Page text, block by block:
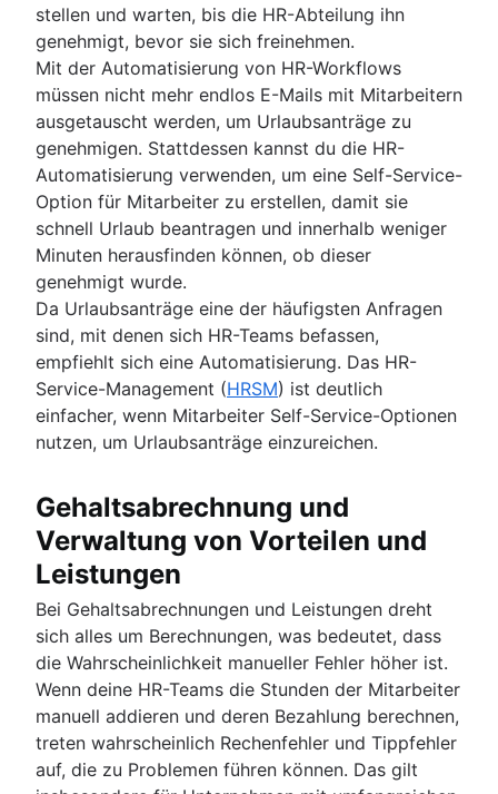
stellen und warten, bis die HR-Abteilung ihn
genehmigt, bevor sie sich freinehmen.
Mit der Automatisierung von HR-Workflows
müssen nicht mehr endlos E-Mails mit Mitarbeitern
ausgetauscht werden, um Urlaubsanträge zu
genehmigen. Stattdessen kannst du die HR-
Automatisierung verwenden, um eine Self-Service-
Option für Mitarbeiter zu erstellen, damit sie
schnell Urlaub beantragen und innerhalb weniger
Minuten herausfinden können, ob dieser
genehmigt wurde.
Da Urlaubsanträge eine der häufigsten Anfragen
sind, mit denen sich HR-Teams befassen,
empfiehlt sich eine Automatisierung. Das HR-
Service-Management (HRSM) ist deutlich
einfacher, wenn Mitarbeiter Self-Service-Optionen
nutzen, um Urlaubsanträge einzureichen.
Gehaltsabrechnung und
Verwaltung von Vorteilen und
Leistungen
Bei Gehaltsabrechnungen und Leistungen dreht
sich alles um Berechnungen, was bedeutet, dass
die Wahrscheinlichkeit manueller Fehler höher ist.
Wenn deine HR-Teams die Stunden der Mitarbeiter
manuell addieren und deren Bezahlung berechnen,
treten wahrscheinlich Rechenfehler und Tippfehler
auf, die zu Problemen führen können. Das gilt